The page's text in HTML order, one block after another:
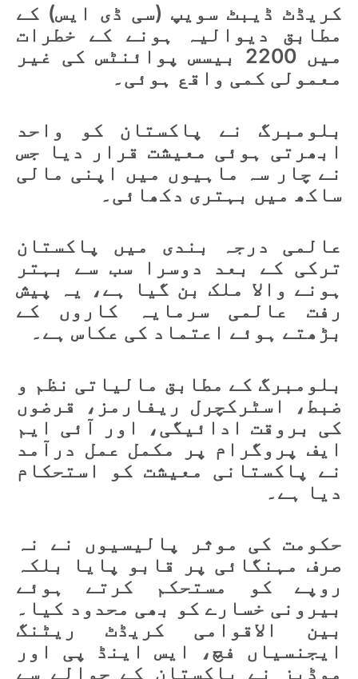
کریڈٹ ڈیبٹ سویپ (سی ڈی ایس) کے
مطابق دیوالیہ ہونے کے خطرات
میں 2200 بیسس پوائنٹس کی غیر
معمولی کمی واقع ہوئی۔
بلومبرگ نے پاکستان کو واحد
ابھرتی ہوئی معیشت قرار دیا جس
نے چار سہ ماہیوں میں اپنی مالی
ساکھ میں بہتری دکھائی۔
عالمی درجہ بندی میں پاکستان
ترکی کے بعد دوسرا سب سے بہتر
ہونے والا ملک بن گیا ہے، یہ پیش
رفت عالمی سرمایہ کاروں کے
بڑھتے ہوئے اعتماد کی عکاس ہے۔
بلومبرگ کے مطابق مالیاتی نظم و
ضبط، اسٹرکچرل ریفارمز، قرضوں
کی بروقت ادائیگی، اور آئی ایم
ایف پروگرام پر مکمل عمل درآمد
نے پاکستانی معیشت کو استحکام
دیا ہے۔
حکومت کی موثر پالیسیوں نے نہ
صرف مہنگائی پر قابو پایا بلکہ
روپے کو مستحکم کرتے ہوئے
بیرونی خسارے کو بھی محدود کیا۔
بین الاقوامی کریڈٹ ریٹنگ
ایجنسیاں فچ، ایس اینڈ پی اور
موڈیز نے پاکستان کے حوالے سے